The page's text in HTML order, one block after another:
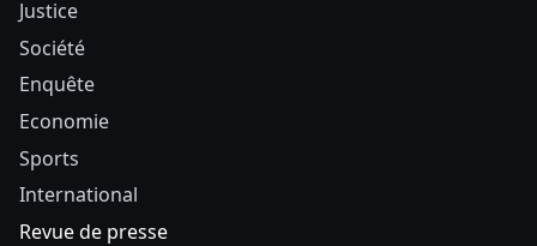
Justice
Société
Enquête
Economie
Sports
International
Revue de presse